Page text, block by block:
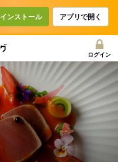
インストール アプリで開く
ログイン